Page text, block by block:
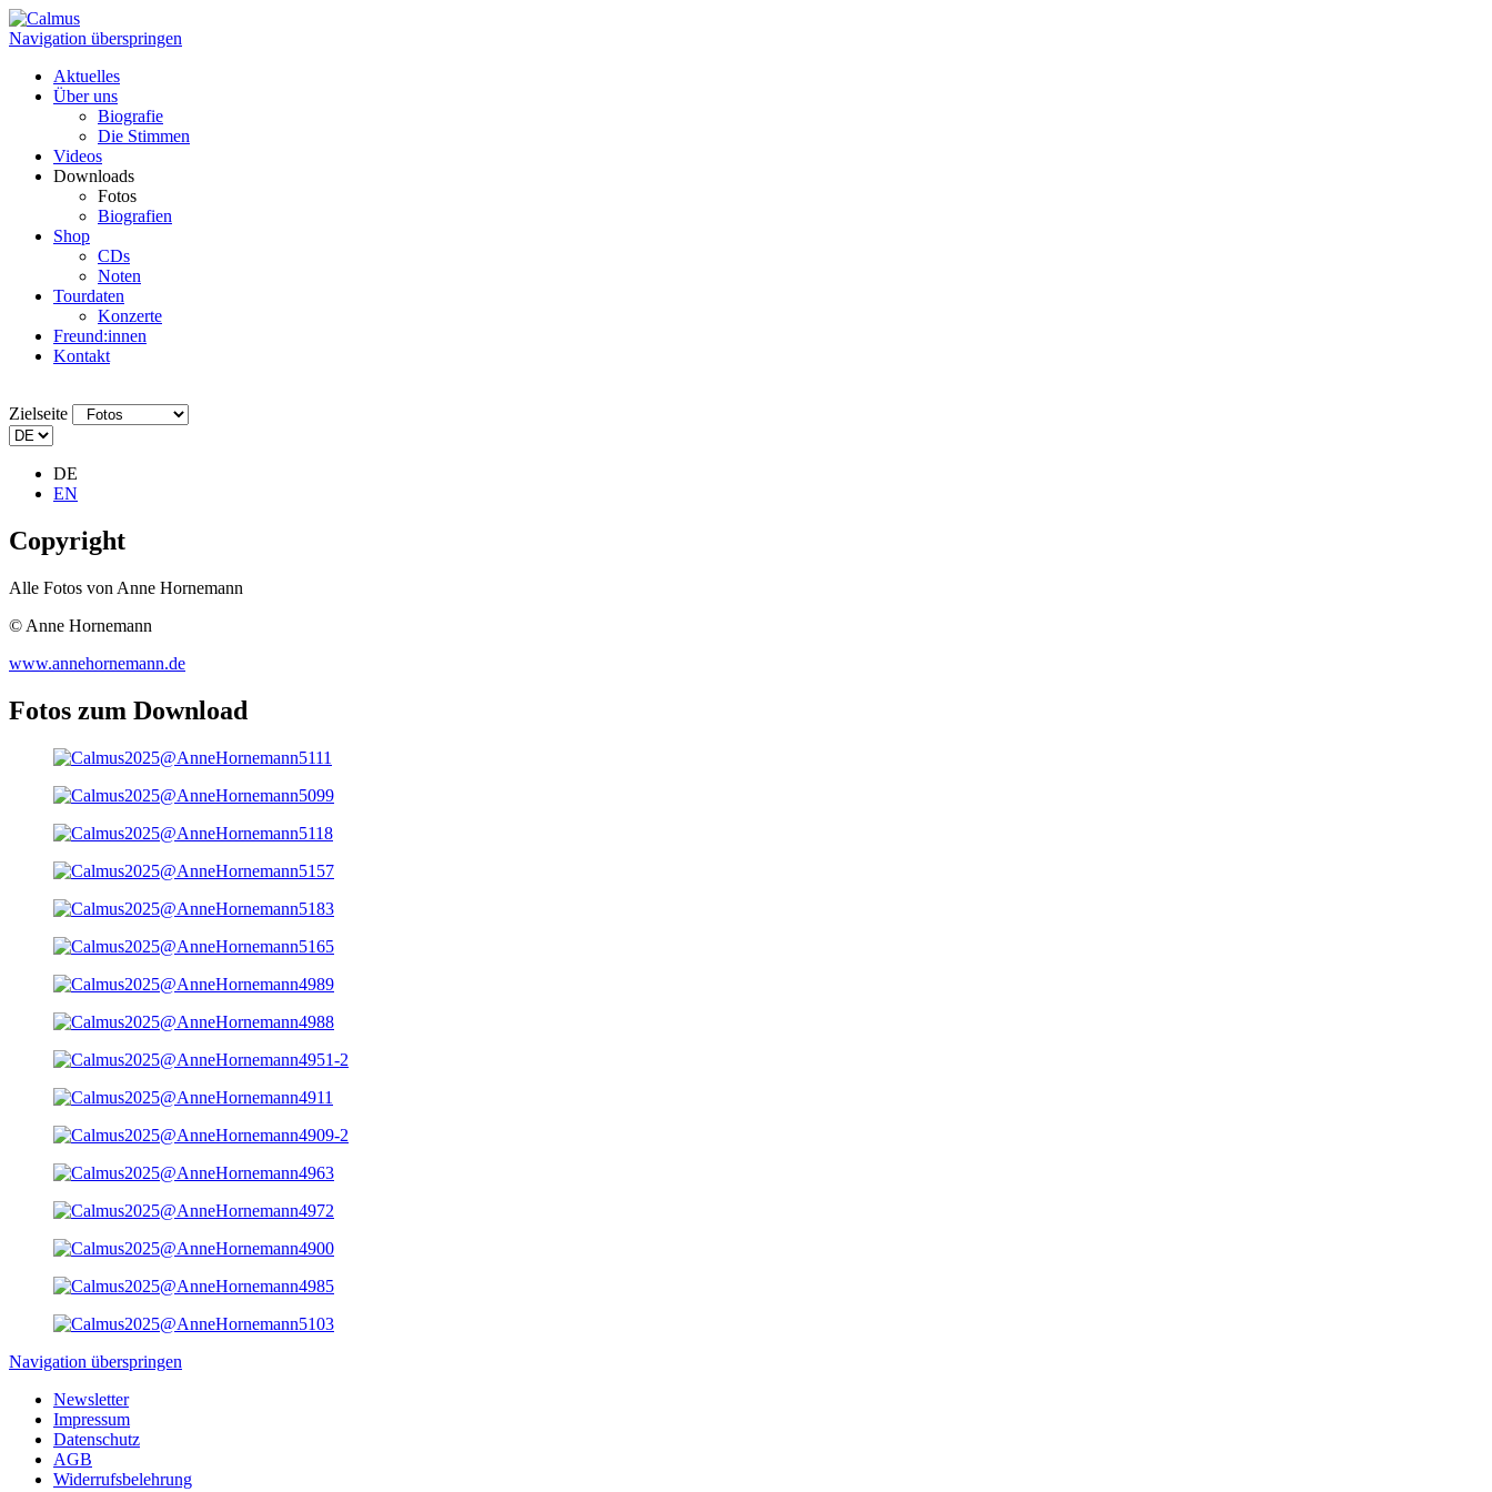
Navigation überspringen
Aktuelles
Über uns
Biografie
Die Stimmen
Videos
Downloads
Fotos
Biografien
Shop
CDs
Noten
Tourdaten
Konzerte
Freund:innen
Kontakt
Zielseite
DE
EN
Copyright
Alle Fotos von Anne Hornemann
© Anne Hornemann
www.annehornemann.de
Fotos zum Download
Navigation überspringen
Newsletter
Impressum
Datenschutz
AGB
Widerrufsbelehrung